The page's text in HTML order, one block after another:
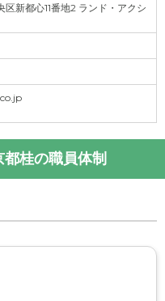
新都心11番地2 ランド・アクシ
桂の職員体制